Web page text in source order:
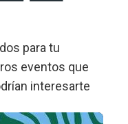
para tu
eventos que
interesarte